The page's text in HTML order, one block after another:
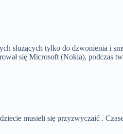
służących tylko do dzwonienia i
się Microsoft (Nokia), podczas
musieli się przyzwyczaić .